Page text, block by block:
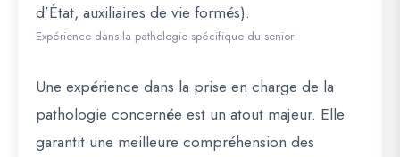
d’État, auxiliaires de vie formés).
Expérience dans la pathologie spécifique du senior
Une expérience dans la prise en charge de la
pathologie concernée est un atout majeur. Elle
garantit une meilleure compréhension des